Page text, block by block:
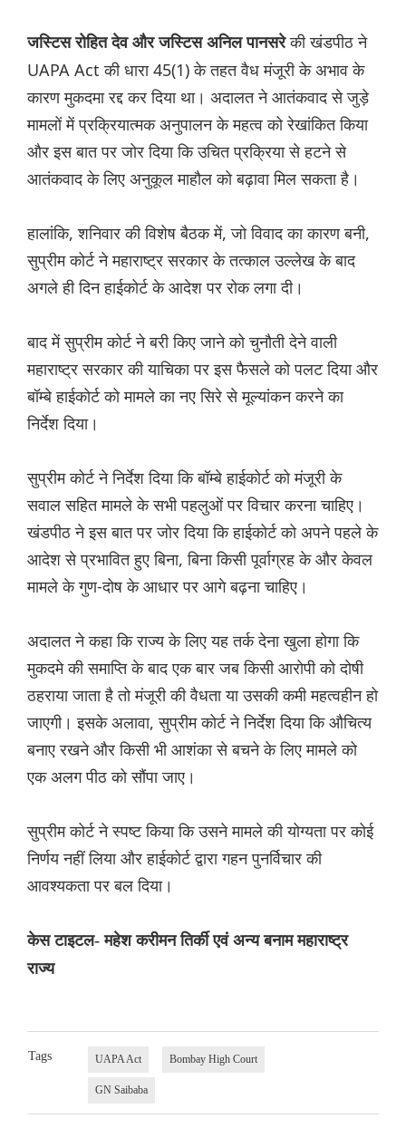
जस्टिस रोहित देव और जस्टिस अनिल पानसरेकी खंडपीठ ने
UAPA Act की धारा 45(1) के तहत वैध मंजूरी के अभाव के
कारण मुकदमा रद्द कर दिया था। अदालत ने आतंकवाद से जुड़े
मामलों में प्रक्रियात्मक अनुपालन के महत्व को रेखांकित किया
और इस बात पर जोर दिया कि उचित प्रक्रिया से हटने से
आतंकवाद के लिए अनुकूल माहौल को बढ़ावा मिल सकता है।
हालांकि, शनिवार की विशेष बैठक में, जो विवाद का कारण बनी,
सुप्रीम कोर्ट ने महाराष्ट्र सरकार के तत्काल उल्लेख के बाद
अगले ही दिन हाईकोर्ट के आदेश पर रोक लगा दी।
बाद में सुप्रीम कोर्ट ने बरी किए जाने को चुनौती देने वाली
महाराष्ट्र सरकार की याचिका पर इस फैसले को पलट दिया और
बॉम्बे हाईकोर्ट को मामले का नए सिरे से मूल्यांकन करने का
निर्देश दिया।
सुप्रीम कोर्ट ने निर्देश दिया कि बॉम्बे हाईकोर्ट को मंजूरी के
सवाल सहित मामले के सभी पहलुओं पर विचार करना चाहिए।
खंडपीठ ने इस बात पर जोर दिया कि हाईकोर्ट को अपने पहले के
आदेश से प्रभावित हुए बिना, बिना किसी पूर्वाग्रह के और केवल
मामले के गुण-दोष के आधार पर आगे बढ़ना चाहिए।
अदालत ने कहा कि राज्य के लिए यह तर्क देना खुला होगा कि
मुकदमे की समाप्ति के बाद एक बार जब किसी आरोपी को दोषी
ठहराया जाता है तो मंजूरी की वैधता या उसकी कमी महत्वहीन हो
जाएगी। इसके अलावा, सुप्रीम कोर्ट ने निर्देश दिया कि औचित्य
बनाए रखने और किसी भी आशंका से बचने के लिए मामले को
एक अलग पीठ को सौंपा जाए।
सुप्रीम कोर्ट ने स्पष्ट किया कि उसने मामले की योग्यता पर कोई
निर्णय नहीं लिया और हाईकोर्ट द्वारा गहन पुनर्विचार की
आवश्यकता पर बल दिया।
केस टाइटल- महेश करीमन तिर्की एवं अन्य बनाम महाराष्ट्र
राज्य
Tags UAPA Act Bombay High Court
GN Saibaba